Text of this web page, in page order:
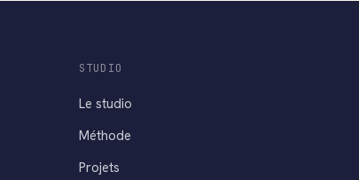
STUDIO
Le studio
Méthode
Projets